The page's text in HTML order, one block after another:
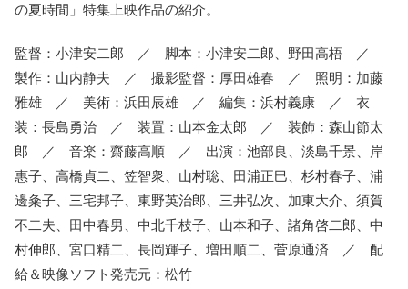
の夏時間」特集上映作品の紹介。
監督：小津安二郎 ／ 脚本：小津安二郎、野田高梧 ／
製作：山内静夫 ／ 撮影監督：厚田雄春 ／ 照明：加藤
雅雄 ／ 美術：浜田辰雄 ／ 編集：浜村義康 ／ 衣
装：長島勇治 ／ 装置：山本金太郎 ／ 装飾：森山節太
郎 ／ 音楽：齋藤高順 ／ 出演：池部良、淡島千景、岸
惠子、高橋貞二、笠智衆、山村聡、田浦正巳、杉村春子、浦
邊粂子、三宅邦子、東野英治郎、三井弘次、加東大介、須賀
不二夫、田中春男、中北千枝子、山本和子、諸角啓二郎、中
村伸郎、宮口精二、長岡輝子、増田順二、菅原通済 ／ 配
給＆映像ソフト発売元：松竹